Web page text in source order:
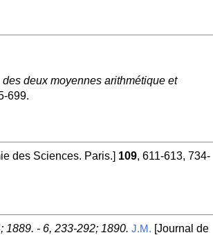
deux moyennes arithmétique et
699.
des Sciences. Paris.] 109, 611-613, 734-
1889. - 6, 233-292; 1890. J.M. [Journal de